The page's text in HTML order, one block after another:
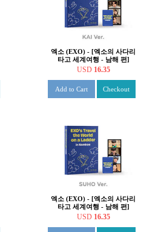
엑소 (EXO) - [엑소의 사다리
타고 세계여행 - 남해 편]
PHOTO STORY BOOK
USD 16.35
Add to Cart Checkout
엑소 (EXO) - [엑소의 사다리
타고 세계여행 - 남해 편]
PHOTO STORY BOOK
USD 16.35